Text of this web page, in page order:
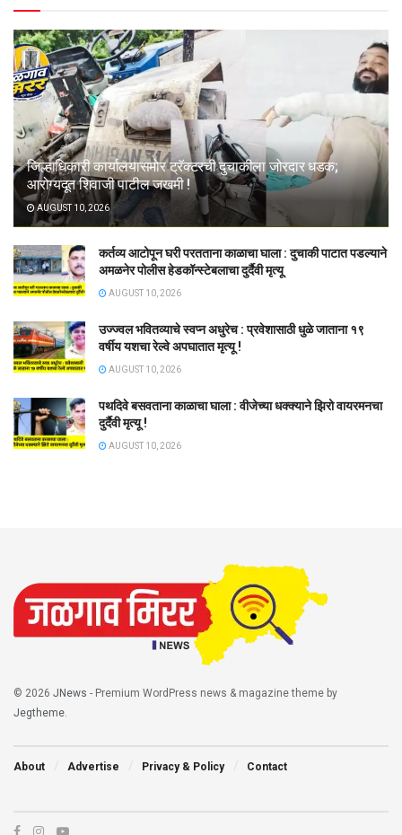
जिल्हाधिकारी कार्यालयासमोर ट्रॅक्टरची दुचाकीला जोरदार धडक;
आरोग्यदूत शिवाजी पाटील जखमी !
AUGUST 10, 2026
कर्तव्य आटोपून घरी परतताना काळाचा घाला : दुचाकी पाटात पडल्याने
अमळनेर पोलीस हेडकॉन्स्टेबलाचा दुर्दैवी मृत्यू
AUGUST 10, 2026
उज्ज्वल भवितव्याचे स्वप्न अधुरेच : प्रवेशासाठी धुळे जाताना १९
वर्षीय यशचा रेल्वे अपघातात मृत्यू !
AUGUST 10, 2026
पथदिवे बसवताना काळाचा घाला : वीजेच्या धक्क्याने झिरो वायरमनचा
दुर्दैवी मृत्यू !
AUGUST 10, 2026
© 2026 JNews - Premium WordPress news & magazine theme by
Jegtheme
About Advertise Privacy & Policy Contact